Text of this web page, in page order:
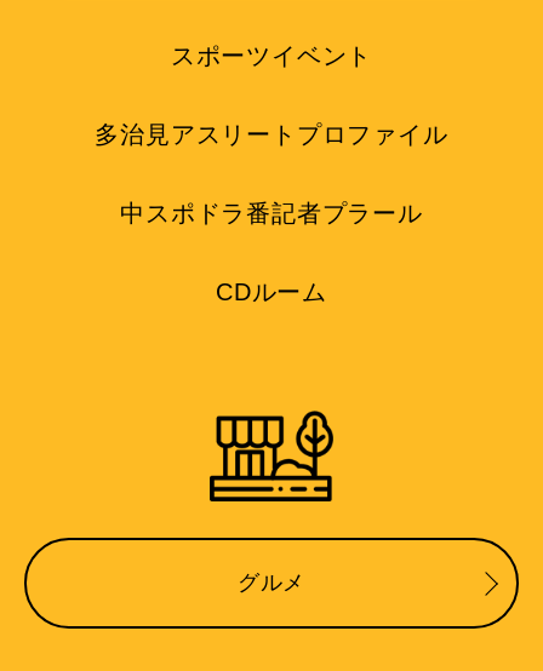
スポーツイベント
多治見アスリートプロファイル
中スポドラ番記者プラール
CDルーム
グルメ